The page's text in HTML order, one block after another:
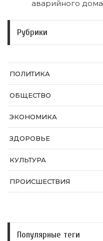
аварийного дома
Рубрики
ПОЛИТИКА
ОБЩЕСТВО
ЭКОНОМИКА
ЗДОРОВЬЕ
КУЛЬТУРА
ПРОИСШЕСТВИЯ
Популярные теги